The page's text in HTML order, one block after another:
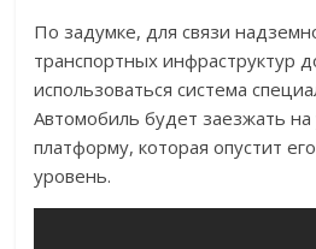
По задумке, для связи
транспортных инфраструктур
использоваться система
Автомобиль будет заезжать
платформу, которая опустит
уровень.